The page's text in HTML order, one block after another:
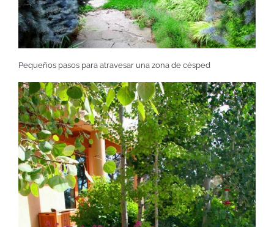
Pequeños pasos para atravesar una zona de césped